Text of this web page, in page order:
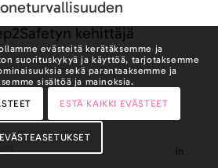
kehittäjä
evästeitä kerätäksemme ja
suorituskykyä ja käyttöä, tarjotaksemme
sekä parantaaksemme ja
sisältöä ja mainoksia.
ESTÄ KAIKKI EVÄSTEET
EVÄSTEASETUKSET